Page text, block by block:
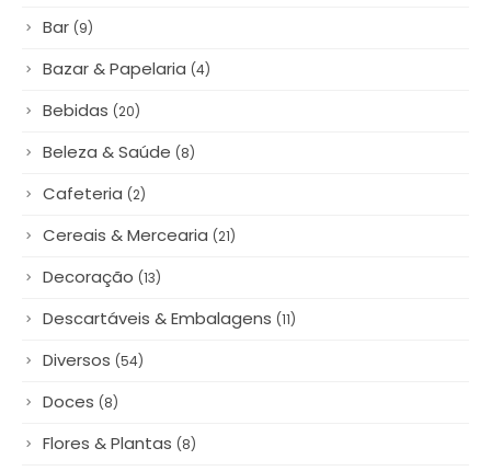
Bar (9)
Bazar & Papelaria (4)
Bebidas (20)
Beleza & Saúde (8)
Cafeteria (2)
Cereais & Mercearia (21)
Decoração (13)
Descartáveis & Embalagens (11)
Diversos (54)
Doces (8)
Flores & Plantas (8)